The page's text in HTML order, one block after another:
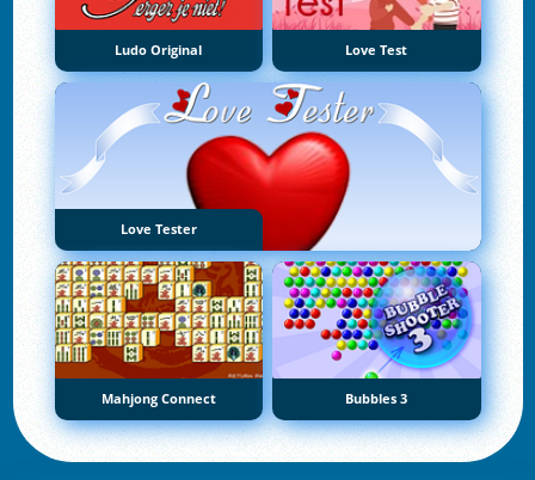
Ludo Original Love Test
Love Tester
Mahjong Connect Bubbles 3